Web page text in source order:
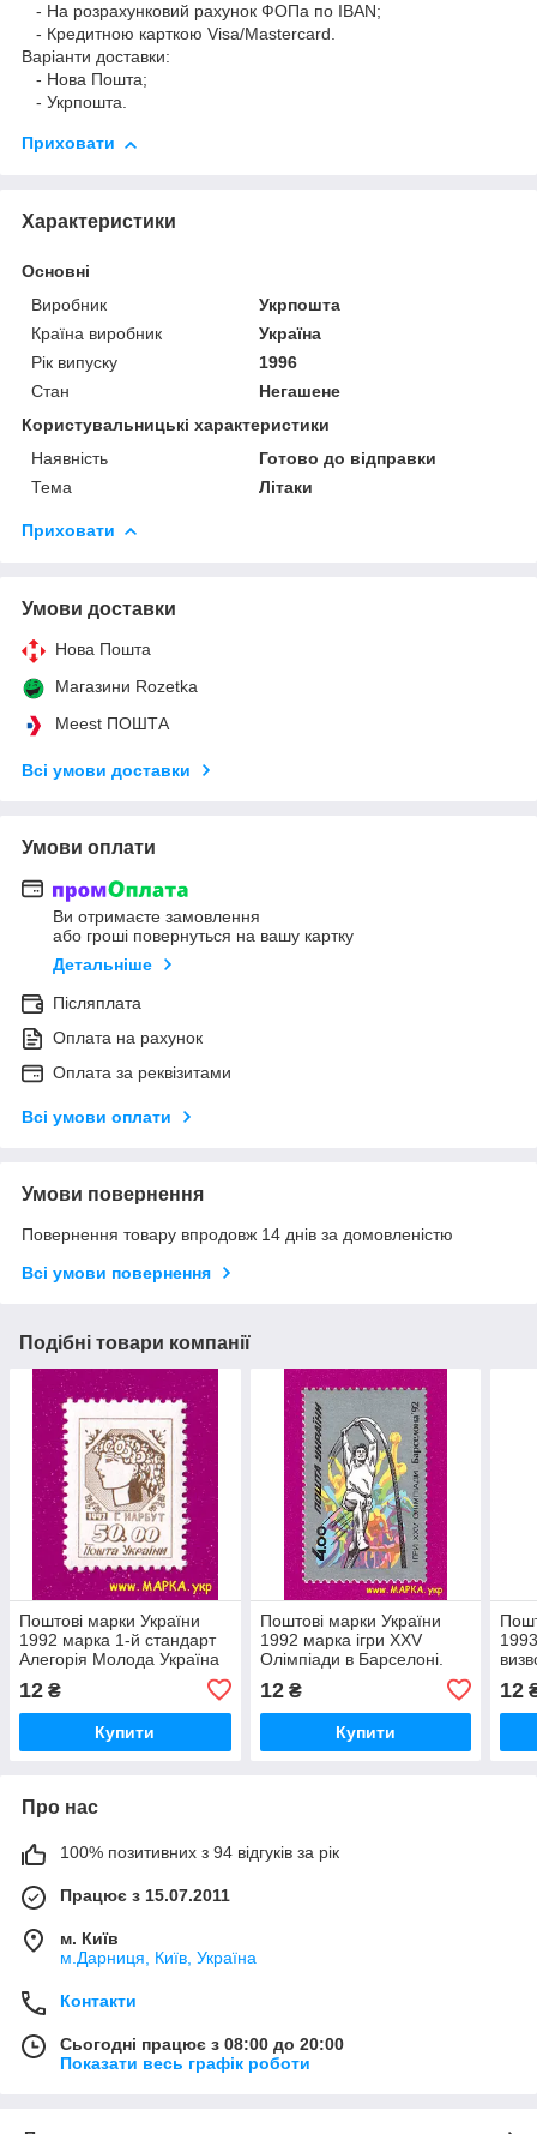
- На розрахунковий рахунок ФОПа по IBAN;
- Кредитною карткою Visa/Mastercard.
Варіанти доставки:
- Нова Пошта;
- Укрпошта.
Приховати
Характеристики
Основні
Виробник
Укрпошта
Країна виробник
Україна
Рік випуску
1996
Стан
Негашене
Користувальницькі характеристики
Наявність
Готово до відправки
Тема
Літаки
Приховати
Умови доставки
Нова Пошта
Магазини Rozetka
Meest ПОШТА
Всі умови доставки
Умови оплати
Ви отримаєте замовлення
або гроші повернуться на вашу картку
Детальніше
Післяплата
Оплата на рахунок
Оплата за реквізитами
Всі умови оплати
Умови повернення
Повернення товару впродовж 14 днів за домовленістю
Всі умови повернення
Подібні товари компанії
Поштові марки України
1992 марка 1-й стандарт
Алегорія Молода Україна
12 ₴
Купити
Поштові марки України
1992 марка ігри XXV
Олімпіади в Барселоні.
(4.00)
12₴
Купити
12
Про нас
100% позитивних з 94 відгуків за рік
Працює з 15.07.2011
м. Київ
м.Дарниця, Київ, Україна
Контакти
Сьогодні працює з 08:00 до 20:00
Показати весь графік роботи